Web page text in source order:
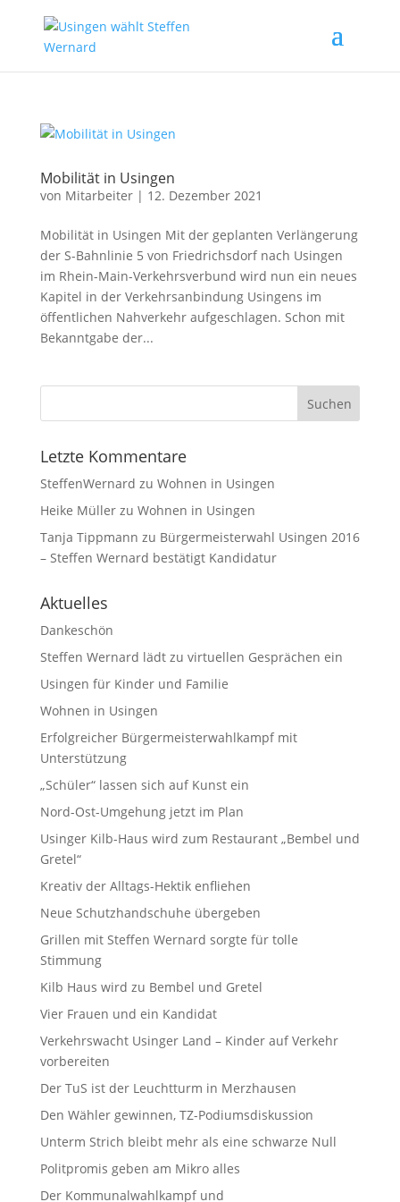
Mobilität in Usingen
von Mitarbeiter| 12. Dezember 2021
Mobilität in Usingen Mit der geplanten Verlängerung
der S-Bahnlinie 5 von Friedrichsdorf nach Usingen
im Rhein-Main-Verkehrsverbund wird nun ein neues
Kapitel in der Verkehrsanbindung Usingens im
öffentlichen Nahverkehr aufgeschlagen. Schon mit
Bekanntgabe der...
Letzte Kommentare
SteffenWernard zu Wohnen in Usingen
Heike Müllerzu Wohnen in Usingen
Tanja Tippmann zu Bürgermeisterwahl Usingen 2016
– Steffen Wernard bestätigt Kandidatur
Aktuelles
Dankeschön
Steffen Wernard lädt zu virtuellen Gesprächen ein
Usingen für Kinder und Familie
Wohnen in Usingen
Erfolgreicher Bürgermeisterwahlkampf mit
Unterstützung
„Schüler“ lassen sich auf Kunst ein
Nord-Ost-Umgehung jetzt im Plan
Usinger Kilb-Haus wird zum Restaurant „Bembel und
Gretel“
Kreativ der Alltags-Hektik enfliehen
Neue Schutzhandschuhe übergeben
Grillen mit Steffen Wernard sorgte für tolle
Stimmung
Kilb Haus wird zu Bembel und Gretel
Vier Frauen und ein Kandidat
Verkehrswacht Usinger Land – Kinder auf Verkehr
vorbereiten
Der TuS ist der Leuchtturm in Merzhausen
Den Wähler gewinnen, TZ-Podiumsdiskussion
Unterm Strich bleibt mehr als eine schwarze Null
Politpromis geben am Mikro alles
Der Kommunalwahlkampf und